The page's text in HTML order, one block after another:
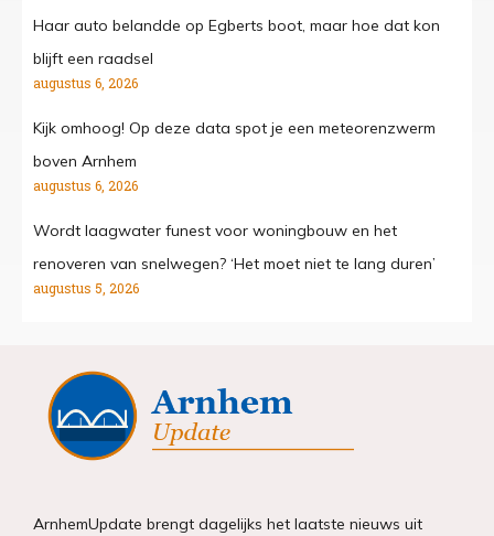
Haar auto belandde op Egberts boot, maar hoe dat kon
blijft een raadsel
augustus 6, 2026
Kijk omhoog! Op deze data spot je een meteorenzwerm
boven Arnhem
augustus 6, 2026
Wordt laagwater funest voor woningbouw en het
renoveren van snelwegen? ‘Het moet niet te lang duren’
augustus 5, 2026
ArnhemUpdate brengt dagelijks het laatste nieuws uit